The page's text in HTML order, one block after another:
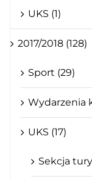
UKS (1)
2017/2018 (128)
Sport (29)
Wydarzenia
UKS (17)
Sekcja